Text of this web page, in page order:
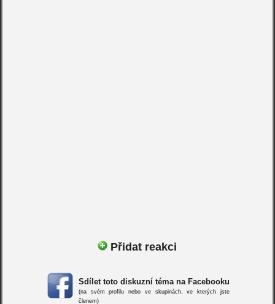
Přidat reakci
Sdílet toto diskuzní téma na Facebooku
(na svém profilu nebo ve skupinách, ve kterých jste
členem)